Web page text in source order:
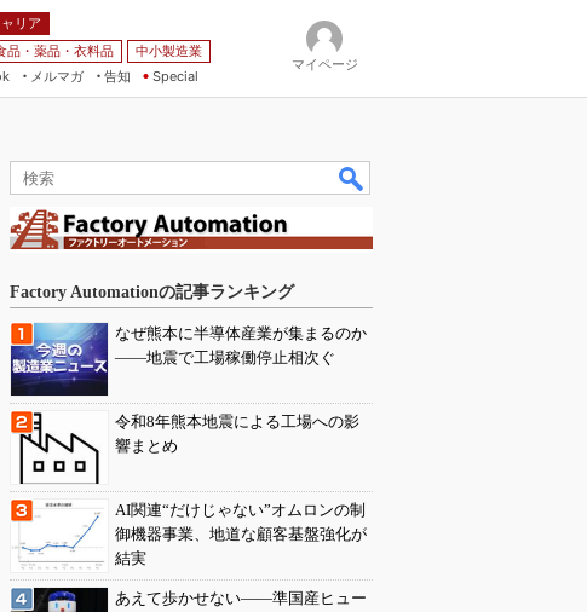
リア
品・薬品・衣料品
中小製造業
メルマガ
告知 Special
マイページ
Factory Automationの記事ランキング
なぜ熊本に半導体産業が集まるのか
――地震で工場稼働停止相次ぐ
令和8年熊本地震による工場への影
響まとめ
AI関連“だけじゃない”オムロンの制
御機器事業、地道な顧客基盤強化が
結実
あえて歩かせない――準国産ヒュー